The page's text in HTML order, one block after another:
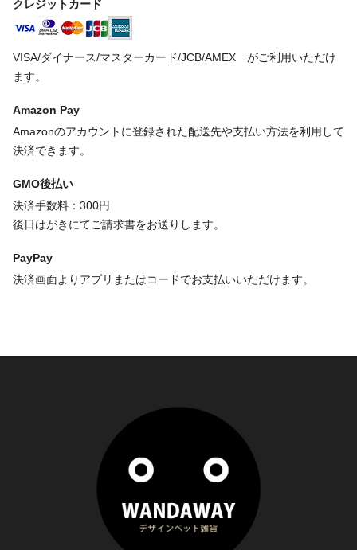
クレジットカード
VISA/ダイナース/マスターカード/JCB/AMEX がご利用いただけ
ます。
Amazon Pay
Amazonのアカウントに登録された配送先や支払い方法を利用して
決済できます。
GMO後払い
決済手数料：300円
後日はがきにてご請求書をお送りします。
PayPay
決済画面よりアプリまたはコードでお支払いいただけます。